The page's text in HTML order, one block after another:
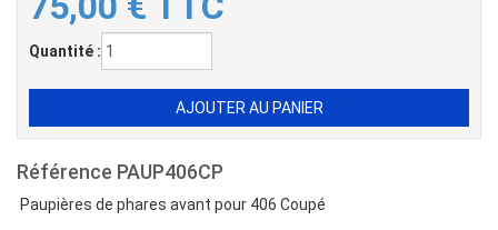
Quantité :
Référence PAUP406CP
Paupières de phares avant pour 406 Coupé